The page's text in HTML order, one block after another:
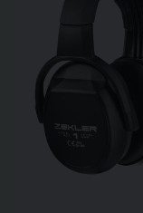
minskar
låser och
Automatisk
stabilare
System